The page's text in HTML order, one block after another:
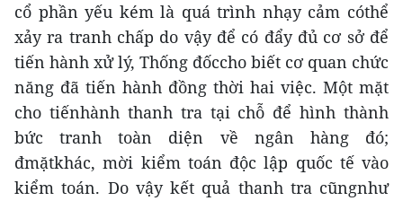
cổ phần yếu kém là quá trình nhạy cảm cóthể
xảy ra tranh chấp do vậy để có đẩy đủ cơ sở để
tiến hành xử lý, Thống đốccho biết cơ quan chức
năng đã tiến hành đồng thời hai việc. Một mặt
cho tiếnhành thanh tra tại chỗ để hình thành
bức tranh toàn diện về ngân hàng đó;
đmặtkhác, mời kiểm toán độc lập quốc tế vào
kiểm toán. Do vậy kết quả thanh tra cũngnhư